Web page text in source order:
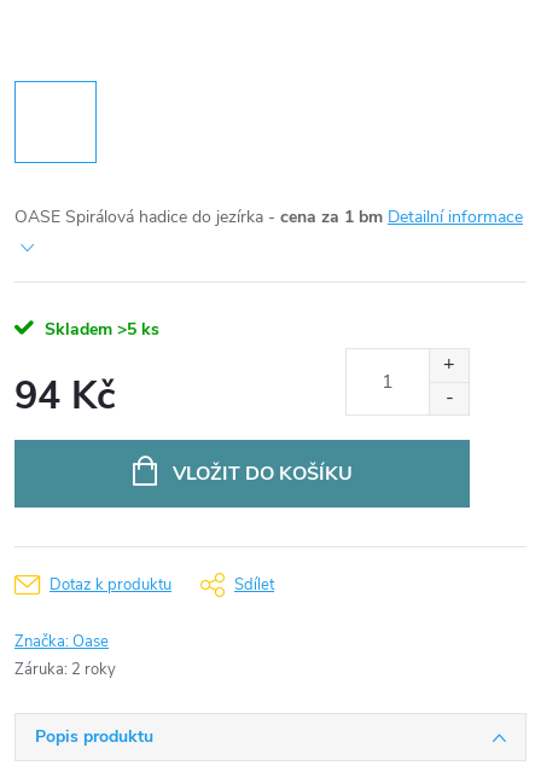
OASE Spirálová hadice do jezírka - cena za 1 bm Detailní informace
Skladem >5 ks
94 Kč
VLOŽIT DO KOŠÍKU
Dotaz k produktu Sdílet
Značka:Oase
Záruka: 2 roky
Popis produktu